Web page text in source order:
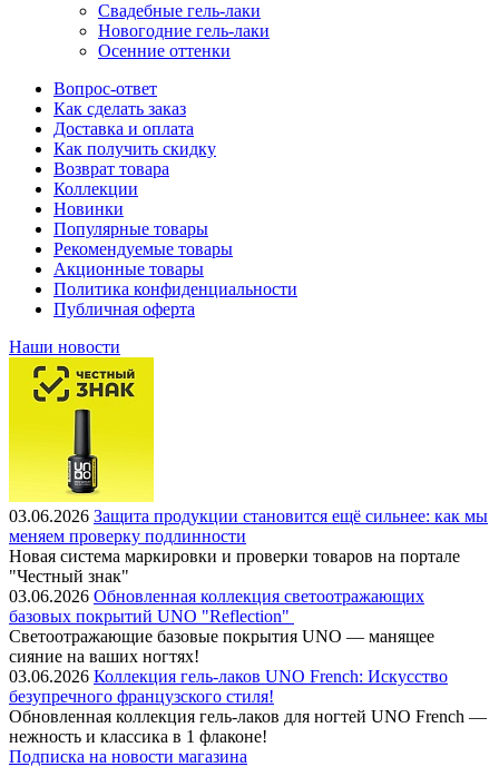
Свадебные гель-лаки
Новогодние гель-лаки
Осенние оттенки
Вопрос-ответ
Как сделать заказ
Доставка и оплата
Как получить скидку
Возврат товара
Коллекции
Новинки
Популярные товары
Рекомендуемые товары
Акционные товары
Политика конфиденциальности
Публичная оферта
Наши новости
03.06.2026 Защита продукции становится ещё сильнее: как мы
меняем проверку подлинности
Новая система маркировки и проверки товаров на портале
"Честный знак"
03.06.2026 Обновленная коллекция светоотражающих
базовых покрытий UNO "Reflection"
Cветоотражающие базовые покрытия UNO — манящее
сияние на ваших ногтях!
03.06.2026 Коллекция гель-лаков UNO French: Искусство
безупречного французского стиля!
Обновленная коллекция гель-лаков для ногтей UNO French —
нежность и классика в 1 флаконе!
Подписка на новости магазина